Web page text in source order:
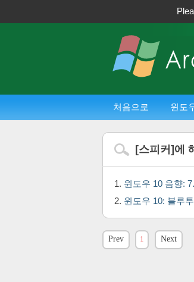
처음으로 윈도
[스피커 ]에
윈도우 10 음향:
윈도우 10: 블루
Prev 1 Next